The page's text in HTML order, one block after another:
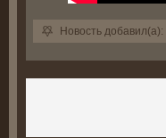
Новость добавил(а):